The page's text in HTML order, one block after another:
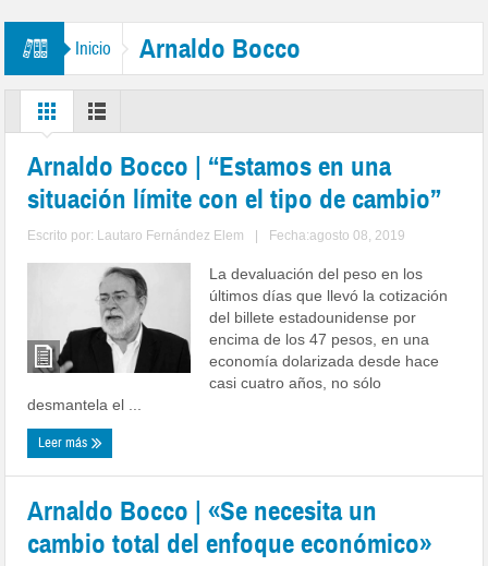
Inicio Arnaldo Bocco
Arnaldo Bocco | “Estamos en una
situación límite con el tipo de cambio”
Escrito por: Lautaro Fernández Elem Fecha:agosto 08, 2019
La devaluación del peso en los
últimos días que llevó la cotización
del billete estadounidense por
encima de los 47 pesos, en una
economía dolarizada desde hace
casi cuatro años, no sólo
desmantela el ...
Leer más
Arnaldo Bocco | «Se necesita un
cambio total del enfoque económico»